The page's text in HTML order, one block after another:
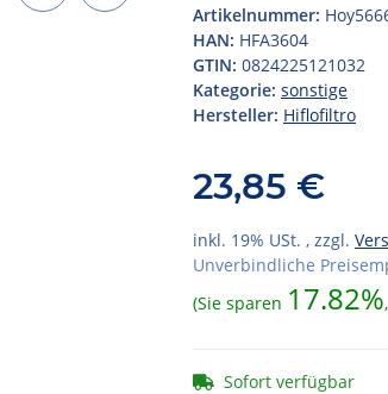
Artikelnummer:
HAN: HFA3604
GTIN: 0824225121032
Kategorie: sonstige
Hersteller: Hiflofiltro
23,85 €
inkl. 19% USt. , zzgl.
Unverbindliche
(Sie sparen 17.82%
Sofort verfügbar